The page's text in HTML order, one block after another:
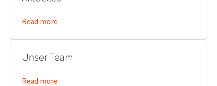
Read more
Unser Team
Read more